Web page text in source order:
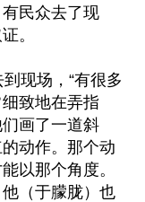
民众去了现
。
现场，“有很多
致地在弄指
画了一道斜
动作。那个动
以那个角度。
（于朦胧）也